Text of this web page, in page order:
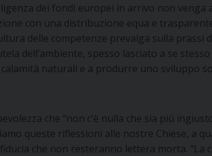
dei fondi europei in arrivo non
con una distribuzione equa e
delle competenze prevalga sulla prassi
dell’ambiente, spesso lasciato a se
calamità naturali e a produrre uno sviluppo
che “non c’è nulla che sia più
queste riflessioni alle nostre Chiese, a
che non resteranno lettera morta.